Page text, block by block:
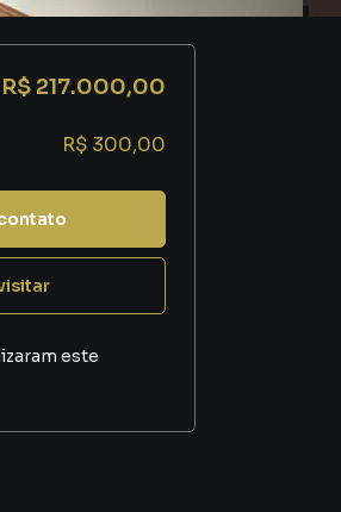
R$ 217.000,00
R$ 300,00
este